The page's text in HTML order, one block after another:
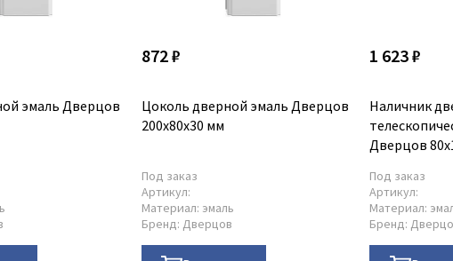
эмаль Дверцов
872 ₽
Цоколь дверной эмаль Дверцов
200х80х30 мм
Под заказ
Артикул:
Материал: эмаль
Бренд: Дверцов
1 623 ₽
Наличник
Дверцов
Под заказ
Артикул:
Материал:
Бренд: